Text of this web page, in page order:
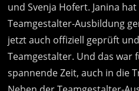
und Svenja Hofert. Janina
Teamgestalter-Ausbildung
jetzt auch offiziell geprüft
Teamgestalter. Und das war
spannende Zeit, auch in die